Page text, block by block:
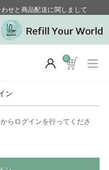
せと商品配送に関しまして
“月のポイントアップデー”
0
ン
らログインを行ってくださ